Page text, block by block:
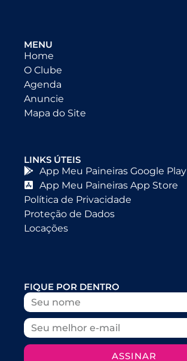
MENU
Home
O Clube
Agenda
Anuncie
Mapa do Site
LINKS ÚTEIS
App Meu Paineiras Google Play
App Meu Paineiras App Store
Política de Privacidade
Proteção de Dados
Locações
FIQUE POR DENTRO
ASSINAR